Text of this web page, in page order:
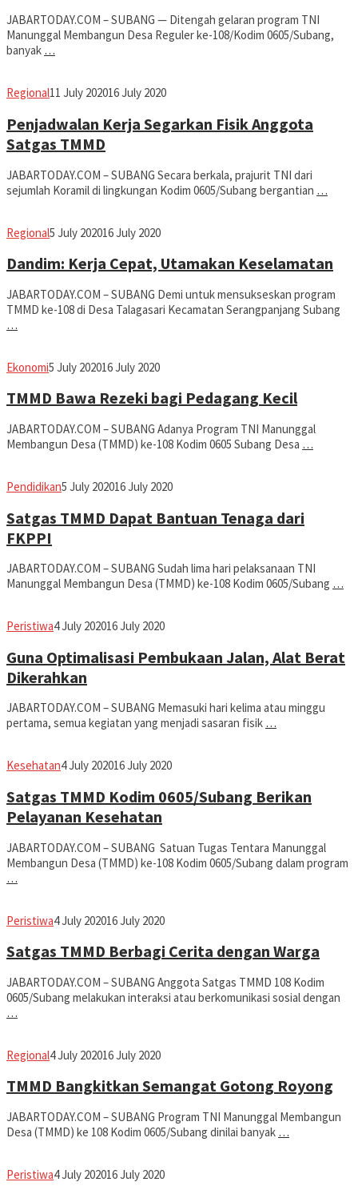
JABARTODAY.COM – SUBANG — Ditengah gelaran program TNI
Manunggal Membangun Desa Reguler ke-108/Kodim 0605/Subang,
banyak …
RegionalAvila
11 July 202016 July 2020
Penjadwalan Kerja Segarkan Fisik Anggota
Satgas TMMD
JABARTODAY.COM – SUBANG Secara berkala, prajurit TNI dari
sejumlah Koramil di lingkungan Kodim 0605/Subang bergantian …
RegionalAvila
5 July 202016 July 2020
Dandim: Kerja Cepat, Utamakan Keselamatan
JABARTODAY.COM – SUBANG Demi untuk mensukseskan program
TMMD ke-108 di Desa Talagasari Kecamatan Serangpanjang Subang
…
EkonomiAvila
5 July 202016 July 2020
TMMD Bawa Rezeki bagi Pedagang Kecil
JABARTODAY.COM – SUBANG Adanya Program TNI Manunggal
Membangun Desa (TMMD) ke-108 Kodim 0605 Subang Desa …
PendidikanAvila
5 July 202016 July 2020
Satgas TMMD Dapat Bantuan Tenaga dari
FKPPI
JABARTODAY.COM – SUBANG Sudah lima hari pelaksanaan TNI
Manunggal Membangun Desa (TMMD) ke-108 Kodim 0605/Subang …
PeristiwaAvila
4 July 202016 July 2020
Guna Optimalisasi Pembukaan Jalan, Alat Berat
Dikerahkan
JABARTODAY.COM – SUBANG Memasuki hari kelima atau minggu
pertama, semua kegiatan yang menjadi sasaran fisik …
KesehatanAvila
4 July 202016 July 2020
Satgas TMMD Kodim 0605/Subang Berikan
Pelayanan Kesehatan
JABARTODAY.COM – SUBANG Satuan Tugas Tentara Manunggal
Membangun Desa (TMMD) ke-108 Kodim 0605/Subang dalam program
…
PeristiwaAvila
4 July 202016 July 2020
Satgas TMMD Berbagi Cerita dengan Warga
JABARTODAY.COM – SUBANG Anggota Satgas TMMD 108 Kodim
0605/Subang melakukan interaksi atau berkomunikasi sosial dengan
…
RegionalAvila
4 July 202016 July 2020
TMMD Bangkitkan Semangat Gotong Royong
JABARTODAY.COM – SUBANG Program TNI Manunggal Membangun
Desa (TMMD) ke 108 Kodim 0605/Subang dinilai banyak …
PeristiwaAvila
4 July 202016 July 2020